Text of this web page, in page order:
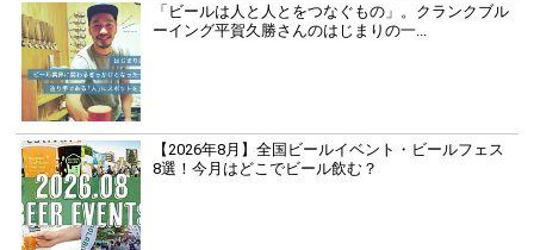
「ビールは人と人とをつなぐもの」。クランクブル
ーイング平賀久勝さんのはじまりの一...
【2026年8月】全国ビールイベント・ビールフェス
8選！今月はどこでビール飲む？